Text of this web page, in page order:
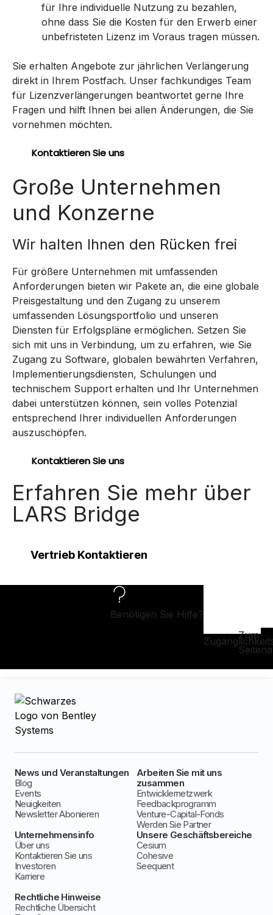
für Ihre individuelle Nutzung zu bezahlen,
ohne dass Sie die Kosten für den Erwerb einer
unbefristeten Lizenz im Voraus tragen müssen.
Sie erhalten Angebote zur jährlichen Verlängerung
direkt in Ihrem Postfach. Unser fachkundiges Team
für Lizenzverlängerungen beantwortet gerne Ihre
Fragen und hilft Ihnen bei allen Änderungen, die Sie
vornehmen möchten.
Kontaktieren Sie uns
Große Unternehmen
und Konzerne
Wir halten Ihnen den Rücken frei
Für größere Unternehmen mit umfassenden
Anforderungen bieten wir Pakete an, die eine globale
Preisgestaltung und den Zugang zu unserem
umfassenden Lösungsportfolio und unseren
Diensten für Erfolgspläne ermöglichen. Setzen Sie
sich mit uns in Verbindung, um zu erfahren, wie Sie
Zugang zu Software, globalen bewährten Verfahren,
Implementierungsdiensten, Schulungen und
technischem Support erhalten und Ihr Unternehmen
dabei unterstützen können, sein volles Potenzial
entsprechend Ihrer individuellen Anforderungen
auszuschöpfen.
Kontaktieren Sie uns
Erfahren Sie mehr über
LARS Bridge
Vertrieb Kontaktieren
Benötigen Sie Hilfe?
Zum
News und Veranstaltungen
Blog
Events
Neuigkeiten
Newsletter Abonieren
Arbeiten Sie mit uns
zusammen
Entwicklernetzwerk
Feedbackprogramm
Venture-Capital-Fonds
Werden Sie Partner
Unternehmensinfo
Über uns
Kontaktieren Sie uns
Investoren
Karriere
Unsere Geschäftsbereiche
Cesium
Cohesive
Seequent
Rechtliche Hinweise
Rechtliche Übersicht